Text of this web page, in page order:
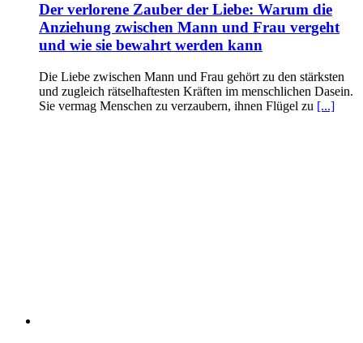
Der verlorene Zauber der Liebe: Warum die
Anziehung zwischen Mann und Frau vergeht
und wie sie bewahrt werden kann
Die Liebe zwischen Mann und Frau gehört zu den stärksten
und zugleich rätselhaftesten Kräften im menschlichen Dasein.
Sie vermag Menschen zu verzaubern, ihnen Flügel zu [...]